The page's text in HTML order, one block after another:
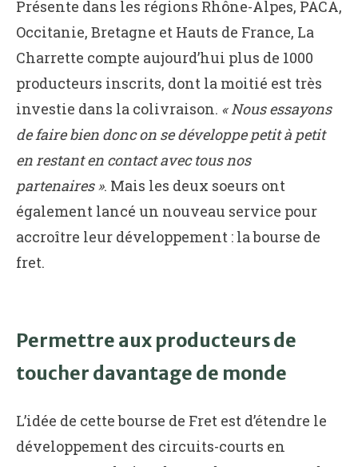
Présente dans les régions Rhône-Alpes, PACA,
Occitanie, Bretagne et Hauts de France, La
Charrette compte aujourd’hui plus de 1000
producteurs inscrits, dont la moitié est très
investie dans la colivraison. « Nous essayons
de faire bien donc on se développe petit à petit
en restant en contact avec tous nos
partenaires ». Mais les deux soeurs ont
également lancé un nouveau service pour
accroître leur développement : la bourse de
fret.
Permettre aux producteurs de
toucher davantage de monde
L’idée de cette bourse de Fret est d’étendre le
développement des circuits-courts en